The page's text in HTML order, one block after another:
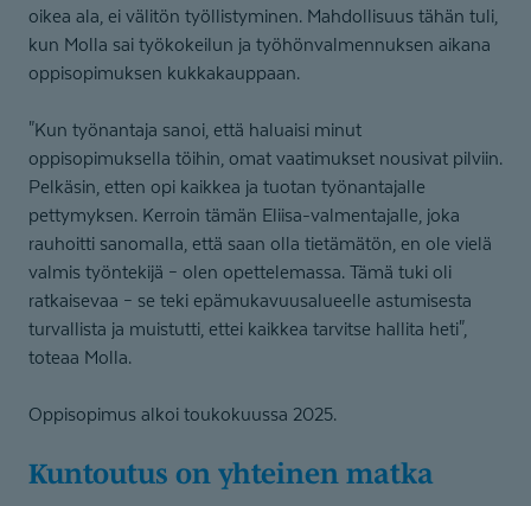
oikea ala, ei välitön työllistyminen. Mahdollisuus tähän tuli,
kun Molla sai työkokeilun ja työhönvalmennuksen aikana
oppisopimuksen kukkakauppaan.
"Kun työnantaja sanoi, että haluaisi minut
oppisopimuksella töihin, omat vaatimukset nousivat pilviin.
Pelkäsin, etten opi kaikkea ja tuotan työnantajalle
pettymyksen. Kerroin tämän Eliisa-valmentajalle, joka
rauhoitti sanomalla, että saan olla tietämätön, en ole vielä
valmis työntekijä – olen opettelemassa. Tämä tuki oli
ratkaisevaa – se teki epämukavuusalueelle astumisesta
turvallista ja muistutti, ettei kaikkea tarvitse hallita heti",
toteaa Molla.
Oppisopimus alkoi toukokuussa 2025.
Kuntoutus on yhteinen matka